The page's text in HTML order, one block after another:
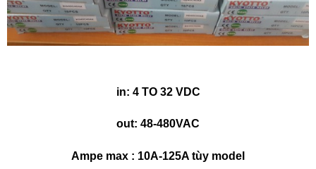
in: 4 TO 32 VDC
out: 48-480VAC
Ampe max : 10A-125A tùy model